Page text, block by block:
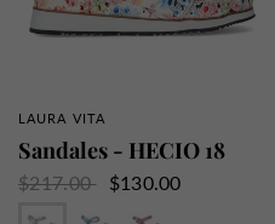
APERÇU RAPIDE
LAURA VITA
Sandales - HECIO 18
$217.00
$130.00